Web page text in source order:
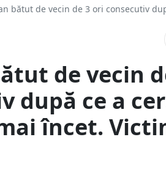
bătut de vecin de 3 ori consecutiv
de vecin
după ce a
încet.